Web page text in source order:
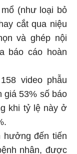
(như loại bỏ
cắt qua niệu
và ghép nội
báo cáo hoàn
video phẫu
giá 53% số báo
khi tỷ lệ này ở
hưởng đến tiến
nhân, được